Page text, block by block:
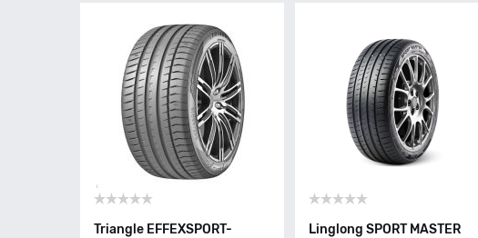
Triangle EFFEXSPORT-
Linglong SPORT MASTER